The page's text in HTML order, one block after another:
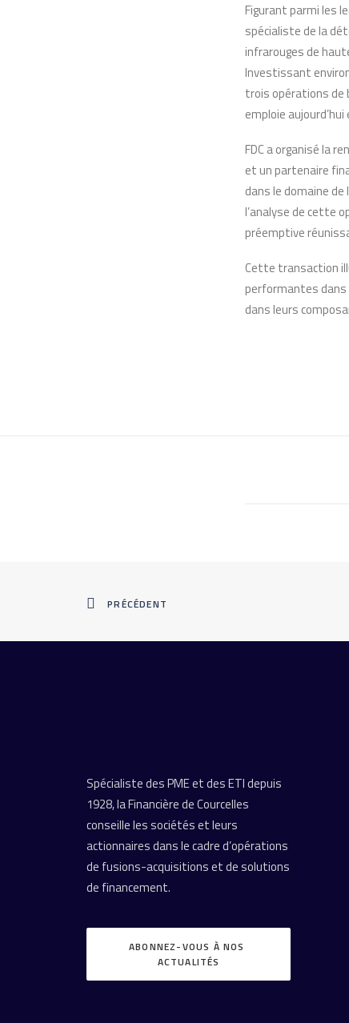
Figurant parmi les
spécialiste de la
infrarouges de
Investissant
trois opérations de
emploie
FDC a organisé la
et un partenaire
dans le domaine de
l’analyse de cette
préemptive
Cette transaction
performantes dans
dans leurs
PRÉCÉDENT
Spécialiste des PME et des ETI depuis
1928, la Financière de Courcelles
conseille les sociétés et leurs
actionnaires dans le cadre d’opérations
de fusions-acquisitions et de solutions
de financement.
ABONNEZ-VOUS À NOS
ACTUALITÉS